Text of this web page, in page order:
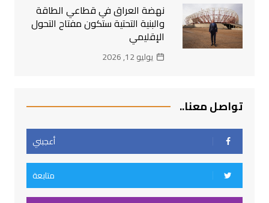
نهضة العراق في قطاعي الطاقة
والبنية التحتية ستكون مفتاح التحول
الإقليمي
يوليو 12, 2026
تواصل معنا..
أعجبني
متابعة